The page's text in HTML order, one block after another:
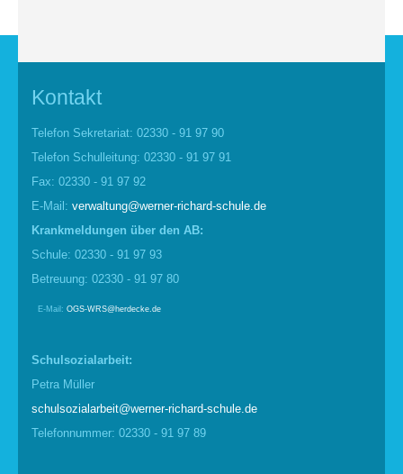
Kontakt
Telefon Sekretariat: 02330 - 91 97 90
Telefon Schulleitung: 02330 - 91 97 91
Fax: 02330 - 91 97 92
E-Mail: verwaltung@werner-richard-schule.de
Krankmel d ungen über den AB:
Schule: 02330 - 91 97 93
Betreuung: 02330 - 91 97 80
E-Mail: OGS-WRS@herdecke.de
Schulsozialarbeit:
Petra Müller
schulsozialarbeit@werner-richard-schule.de
Telefonnummer: 02330 - 91 97 89